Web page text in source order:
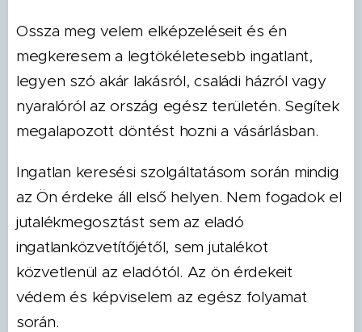
Ossza meg velem elképzeléseit és én
megkeresem a legtökéletesebb ingatlant,
legyen szó akár lakásról, családi házról vagy
nyaralóról az ország egész területén. Segítek
megalapozott döntést hozni a vásárlásban.
Ingatlan keresési szolgáltatásom során mindig
az Ön érdeke áll első helyen. Nem fogadok el
jutalékmegosztást sem az eladó
ingatlanközvetítőjétől, sem jutalékot
közvetlenül az eladótól. Az ön érdekeit
védem és képviselem az egész folyamat
során.